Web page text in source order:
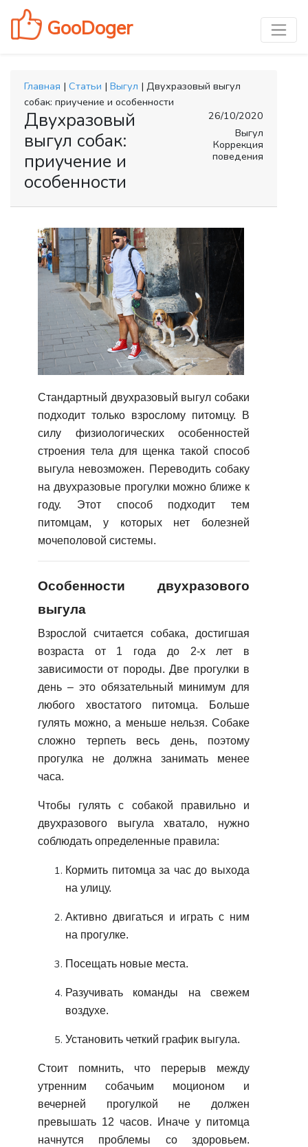
GooDoger
Главная | Статьи | Выгул | Двухразовый выгул
собак: приучение и особенности
Двухразовый
выгул собак:
приучение и
особенности
26/10/2020
Выгул
Коррекция
поведения
Стандартный двухразовый выгул собаки
подходит только взрослому питомцу. В
силу физиологических особенностей
строения тела для щенка такой способ
выгула невозможен. Переводить собаку
на двухразовые прогулки можно ближе к
году. Этот способ подходит тем
питомцам, у которых нет болезней
мочеполовой системы.
Особенности двухразового
выгула
Взрослой считается собака, достигшая
возраста от 1 года до 2-х лет в
зависимости от породы. Две прогулки в
день – это обязательный минимум для
любого хвостатого питомца. Больше
гулять можно, а меньше нельзя. Собаке
сложно терпеть весь день, поэтому
прогулка не должна занимать менее
часа.
Чтобы гулять с собакой правильно и
двухразового выгула хватало, нужно
соблюдать определенные правила:
Кормить питомца за час до выхода
на улицу.
Активно двигаться и играть с ним
на прогулке.
Посещать новые места.
Разучивать команды на свежем
воздухе.
Установить четкий график выгула.
Стоит помнить, что перерыв между
утренним собачьим моционом и
вечерней прогулкой не должен
превышать 12 часов. Иначе у питомца
начнутся проблемы со здоровьем.